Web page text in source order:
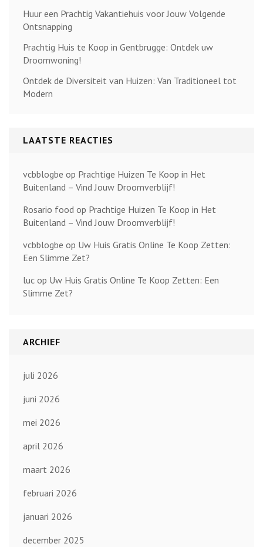
Huur een Prachtig Vakantiehuis voor Jouw Volgende
Ontsnapping
Prachtig Huis te Koop in Gentbrugge: Ontdek uw
Droomwoning!
Ontdek de Diversiteit van Huizen: Van Traditioneel tot
Modern
LAATSTE REACTIES
vcbblogbe op Prachtige Huizen Te Koop in Het
Buitenland – Vind Jouw Droomverblijf!
Rosario food op Prachtige Huizen Te Koop in Het
Buitenland – Vind Jouw Droomverblijf!
vcbblogbe op Uw Huis Gratis Online Te Koop Zetten:
Een Slimme Zet?
luc op Uw Huis Gratis Online Te Koop Zetten: Een
Slimme Zet?
ARCHIEF
juli 2026
juni 2026
mei 2026
april 2026
maart 2026
februari 2026
januari 2026
december 2025